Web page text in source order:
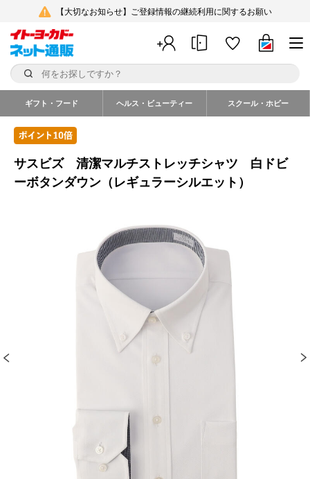
【大切なお知らせ】ご登録情報の継続利用に関するお願い
ギフト・フード ヘルス・ビューティー スクール・ホビー
サスビズ 清潔マルチストレッチシャツ 白ドビ
ーボタンダウン（レギュラーシルエット）